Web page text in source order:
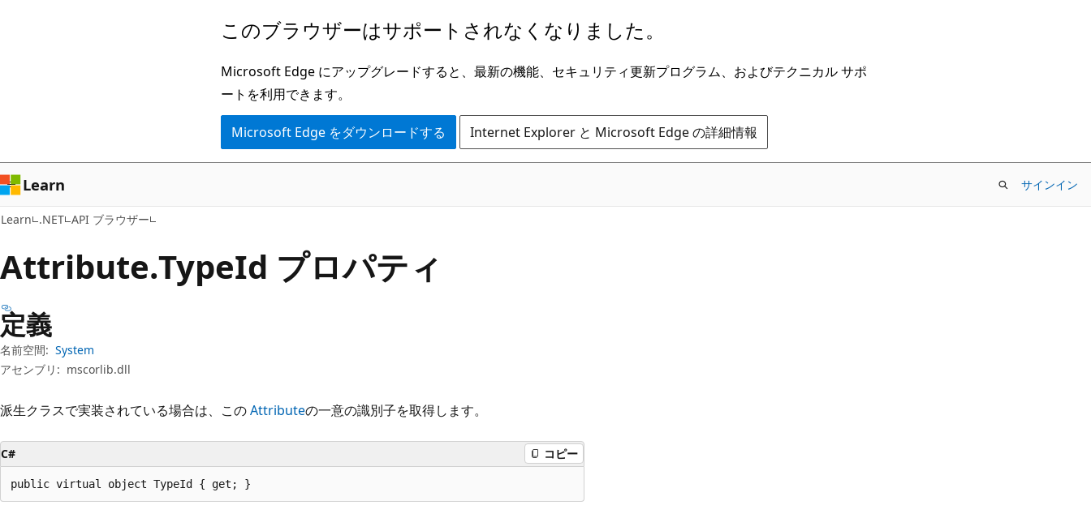
ン
ツ
に
ス
ッ
ゲ
ー
シ
ョ
に
キ
ッ
プ
このブラウザーはサポートされなくなりました。
Microsoft Edge にアップグレードすると、最新の機能、セキュリティ更新プログラム、およびテクニカル サポ
ートを利用できます。
Microsoft Edge をダウンロードする Internet Explorer と Microsoft Edge の詳細情報
Learn サインイン
Learn .NET API ブラウザー
Attribute.TypeId プロパティ
定義
名前空間: System
アセンブリ: mscorlib.dll
派生クラスで実装されている場合は、このAttributeの一意の識別子を取得します。
C# コピー
public virtual object TypeId { get; }